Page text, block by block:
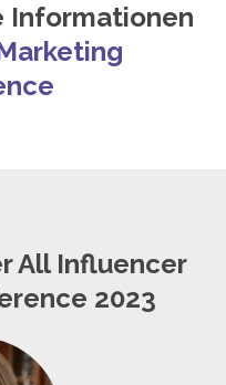
Informationen
All Influencer
2023